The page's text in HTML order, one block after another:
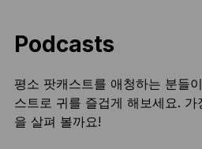
Podcasts
평소 팟캐스트를 애청하는 분들
스트로 귀를 즐겁게 해보세요.
을 살펴 볼까요!